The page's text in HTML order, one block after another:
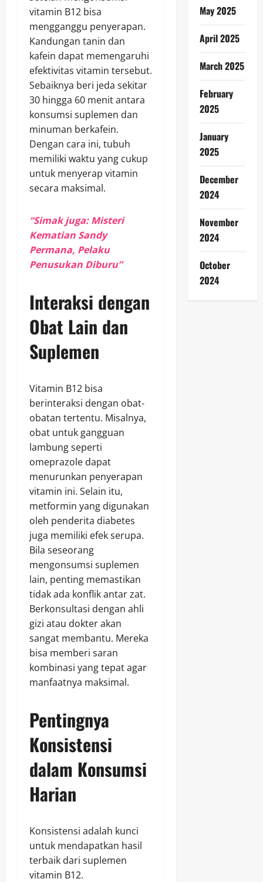
vitamin B12 bisa
mengganggu penyerapan.
Kandungan tanin dan
kafein dapat memengaruhi
efektivitas vitamin tersebut.
Sebaiknya beri jeda sekitar
30 hingga 60 menit antara
konsumsi suplemen dan
minuman berkafein.
Dengan cara ini, tubuh
memiliki waktu yang cukup
untuk menyerap vitamin
secara maksimal.
“Simak juga: Misteri
Kematian Sandy
Permana, Pelaku
Penusukan Diburu”
Interaksi dengan
Obat Lain dan
Suplemen
Vitamin B12 bisa
berinteraksi dengan obat-
obatan tertentu. Misalnya,
obat untuk gangguan
lambung seperti
omeprazole dapat
menurunkan penyerapan
vitamin ini. Selain itu,
metformin yang digunakan
oleh penderita diabetes
juga memiliki efek serupa.
Bila seseorang
mengonsumsi suplemen
lain, penting memastikan
tidak ada konflik antar zat.
Berkonsultasi dengan ahli
gizi atau dokter akan
sangat membantu. Mereka
bisa memberi saran
kombinasi yang tepat agar
manfaatnya maksimal.
Pentingnya
Konsistensi
dalam Konsumsi
Harian
Konsistensi adalah kunci
untuk mendapatkan hasil
terbaik dari suplemen
vitamin B12.
May 2025
April 2025
March 2025
February
2025
January
2025
December
2024
November
2024
October
2024